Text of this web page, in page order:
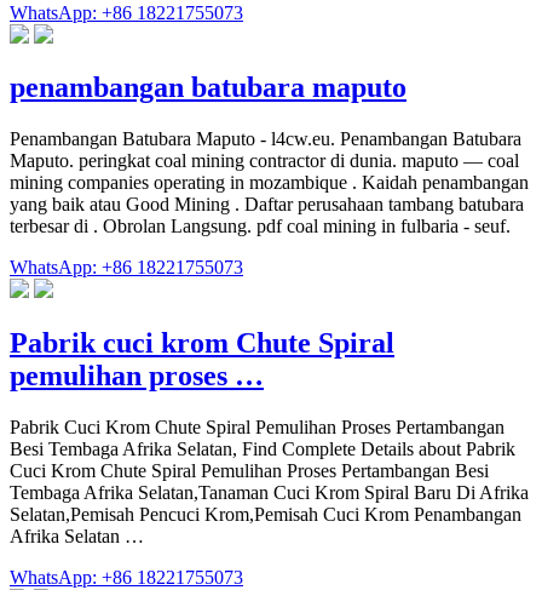
WhatsApp: +86 18221755073
penambangan batubara maputo
Penambangan Batubara Maputo - l4cw.eu. Penambangan Batubara
Maputo. peringkat coal mining contractor di dunia. maputo — coal
mining companies operating in mozambique . Kaidah penambangan
yang baik atau Good Mining . Daftar perusahaan tambang batubara
terbesar di . Obrolan Langsung. pdf coal mining in fulbaria - seuf.
WhatsApp: +86 18221755073
Pabrik cuci krom Chute Spiral
pemulihan proses …
Pabrik Cuci Krom Chute Spiral Pemulihan Proses Pertambangan
Besi Tembaga Afrika Selatan, Find Complete Details about Pabrik
Cuci Krom Chute Spiral Pemulihan Proses Pertambangan Besi
Tembaga Afrika Selatan,Tanaman Cuci Krom Spiral Baru Di Afrika
Selatan,Pemisah Pencuci Krom,Pemisah Cuci Krom Penambangan
Afrika Selatan …
WhatsApp: +86 18221755073